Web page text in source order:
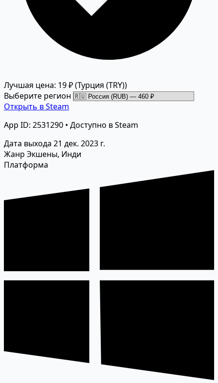
Лучшая цена: 19 ₽(Турция (TRY))
Выберите регион
Открыть в Steam
App ID: 2531290 • Доступно в Steam
Дата выхода 21 дек. 2023 г.
Жанр Экшены, Инди
Платформа